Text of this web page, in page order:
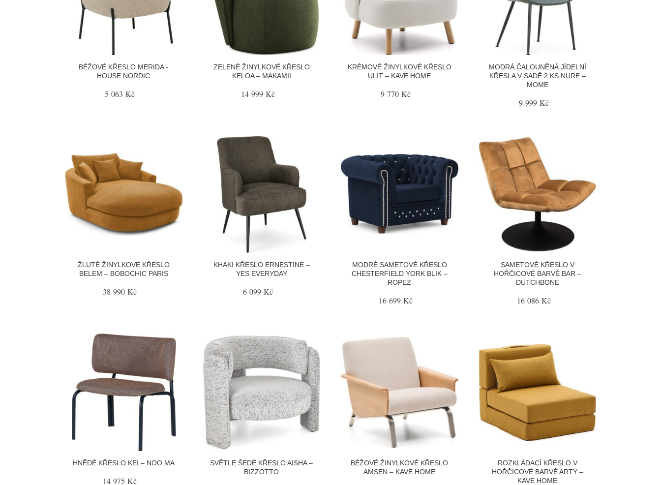
BÉŽOVÉ KŘESLO MERIDA -
HOUSE NORDIC
5 063 Kč
ZELENÉ ŽINYLKOVÉ KŘESLO
KELOA – MAKAMII
14 999 Kč
KRÉMOVÉ ŽINYLKOVÉ KŘESLO
ULIT – KAVE HOME
9 770 Kč
MODRÁ ČALOUNĚNÁ JÍDELNÍ
KŘESLA V SADĚ 2 KS NURE –
MOME
9 999 Kč
ŽLUTÉ ŽINYLKOVÉ KŘESLO
BELEM – BOBOCHIC PARIS
38 990 Kč
KHAKI KŘESLO ERNESTINE –
YES EVERYDAY
6 099 Kč
MODRÉ SAMETOVÉ KŘESLO
CHESTERFIELD YORK BLIK –
ROPEZ
16 699 Kč
SAMETOVÉ KŘESLO V
HOŘČICOVÉ BARVĚ BAR –
DUTCHBONE
16 086 Kč
HNĚDÉ KŘESLO KEI – NOO.MA
14 975 Kč
SVĚTLE ŠEDÉ KŘESLO AISHA –
BIZZOTTO
BÉŽOVÉ ŽINYLKOVÉ KŘESLO
AMSEN – KAVE HOME
ROZKLÁDACÍ KŘESLO V
HOŘČICOVÉ BARVĚ ARTY –
KAVE HOME